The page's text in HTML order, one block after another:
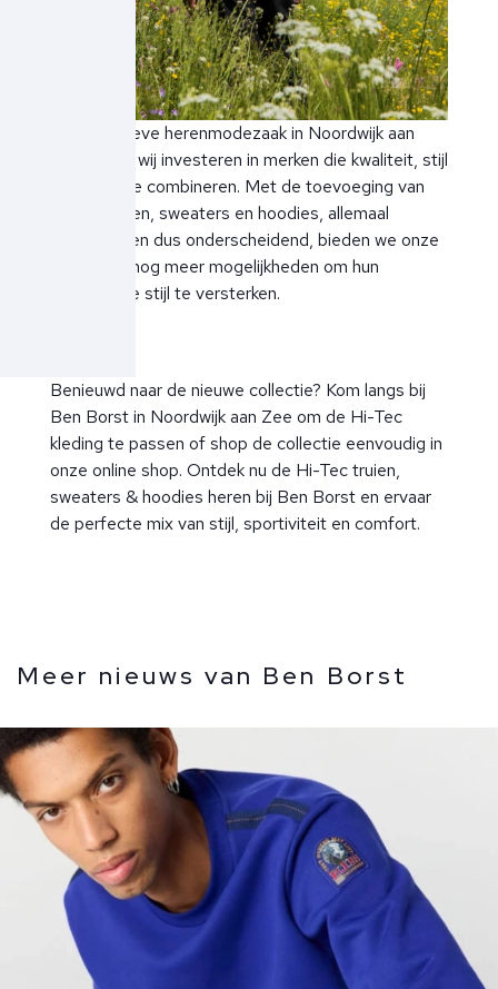
Als exclusieve herenmodezaak in Noordwijk aan
Zee blijven wij investeren in merken die kwaliteit, stijl
en innovatie combineren. Met de toevoeging van
Hi-Tec truien, sweaters en hoodies, allemaal
reversible en dus onderscheidend, bieden we onze
klanten nu nog meer mogelijkheden om hun
persoonlijke stijl te versterken.
Benieuwd naar de nieuwe collectie? Kom langs bij
Ben Borst in Noordwijk aan Zee om de Hi-Tec
kleding te passen of shop de collectie eenvoudig in
onze online shop. Ontdek nu de Hi-Tec truien,
sweaters & hoodies heren bij Ben Borst en ervaar
de perfecte mix van stijl, sportiviteit en comfort.
Meer nieuws van Ben Borst